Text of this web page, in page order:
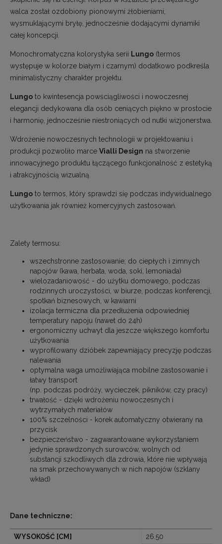
walca został ozdobiony pionowymi żłobieniami,
wysmuklającymi bryłę, jednocześnie dodającymi dynamiki
całej koncepcji.
Monochromatyczna kolorystyka serii Lungo (termos
występuje w kolorze białym i czarnym) dodatkowo podkreśla
minimalistyczny charakter projektu.
Lungo to kwintesencja powściągliwości i nowoczesnej
elegancji dedykowana dla osób ceniących piękno w prostocie
i harmonię, jednocześnie niestroniących od nutki wizjonerstwa.
Wdrożenie nowoczesnych technologii w projektowaniu i
produkcji pozwoliło marce Vialli Design na stworzenie
innowacyjnego produktu łączącego funkcjonalność z estetyką
i atrakcyjnością wizualną.
Lungo to termos, który sprawdzi się podczas indywidualnego
użytkowania jak również komercyjnych zastosowań.
Zalety termosu:
wszechstronne zastosowanie; do ciepłych i zimnych
napojów (kawa, herbata, woda, soki, lemoniada)
wielozadaniowość - do użytku domowego, podczas
rodzinnych uroczystości, w biurze, podczas konferencji,
spotkań biznesowych, w kawiarni
izolacja termiczna dla przedłużenia odpowiedniej
temperatury napoju (nawet do 24h)
ergonomiczny uchwyt dla jeszcze większego komfortu
użytkowania
wyprofilowany dzióbek zapewniający precyzję podczas
nalewania
optymalna waga umożliwiająca mobilne zastosowanie i
łatwy transport
(np. podczas podróży, wycieczek, pikników, czy pracy)
trwałość - dzięki wdrożeniu nowoczesnych i
wytrzymałych materiałów
100% szczelności - korek automatyczny otwierany na
przycisk
bezpieczeństwo - zagwarantowane wykorzystaniem
jedynie sprawdzonych surowców, wolnych od
substancji szkodliwych dla zdrowia, które nie wpływają
na smak przechowywanych w nich napojów (szklany
wkład)
Dane techniczne:
WYSOKOŚĆ [CM]
26.50